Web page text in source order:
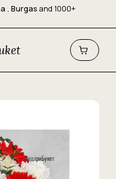
, Burgas and 1000+